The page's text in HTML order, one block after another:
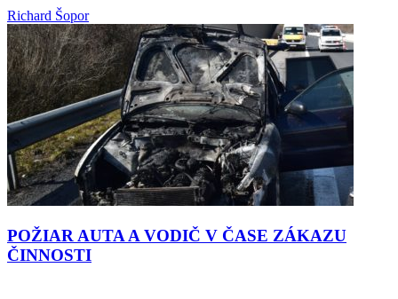
Richard Šopor
POŽIAR AUTA A VODIČ V ČASE ZÁKAZU
ČINNOSTI